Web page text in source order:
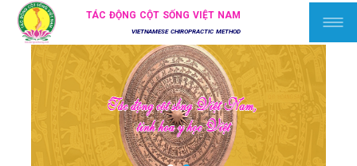
TÁC ĐỘNG CỘT SỐNG VIỆT NAM
VIETNAMESE CHIROPRACTIC METHOD